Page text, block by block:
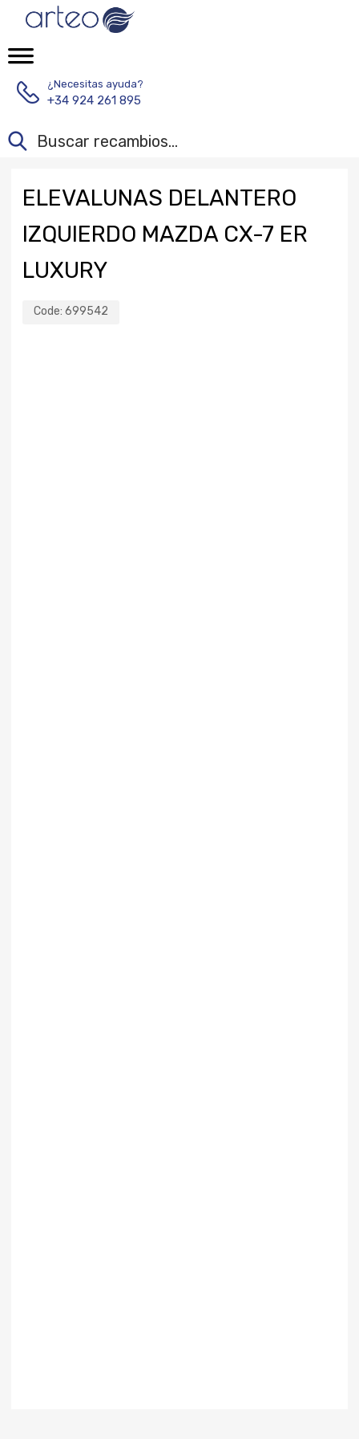
¿Necesitas ayuda?
+34 924 261 895
ELEVALUNAS DELANTERO
IZQUIERDO MAZDA CX-7 ER
LUXURY
Code: 699542